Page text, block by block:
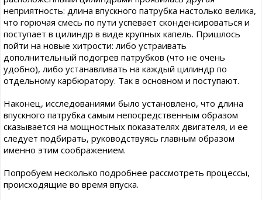
неприятность: длина впускного патрубка настолько велика,
что горючая смесь по пути успевает сконденсироваться и
поступает в цилиндр в виде крупных капель. Пришлось
пойти на новые хитрости: либо устраивать
дополнительный подогрев патрубков (что не очень
удобно), либо устанавливать на каждый цилиндр по
отдельному карбюратору. Так в основном и поступают.
Наконец, исследованиями было установлено, что длина
впускного патрубка самым непосредственным образом
сказывается на мощностных показателях двигателя, и ее
следует подбирать, руководствуясь главным образом
именно этим соображением.
Попробуем несколько подробнее рассмотреть процессы,
происходящие во время впуска.